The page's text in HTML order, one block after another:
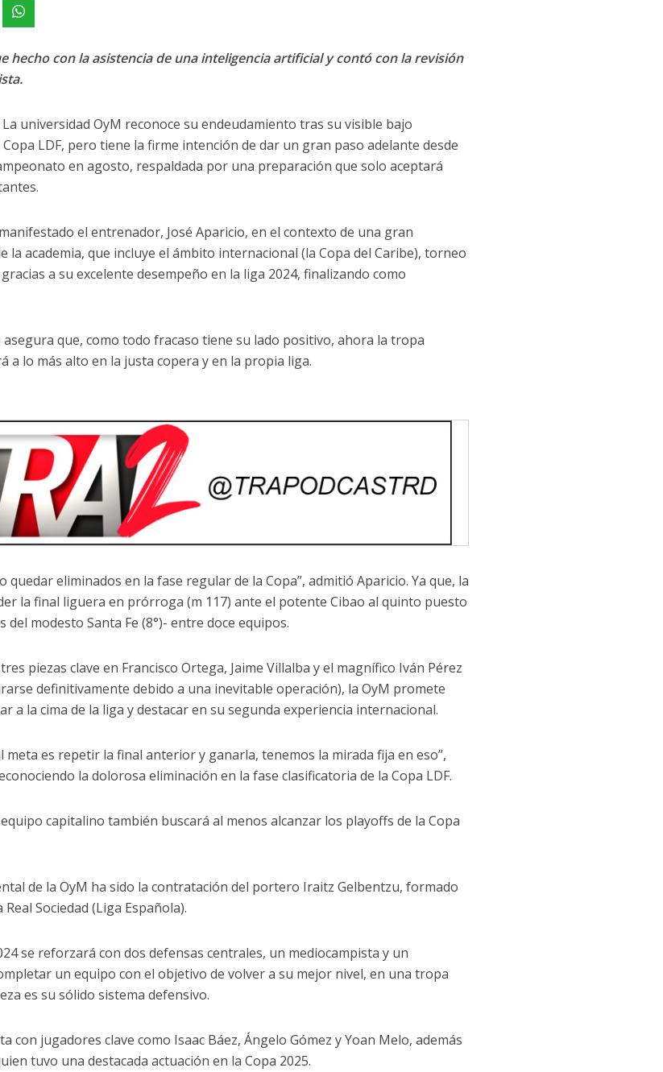
hecho con la asistencia de una inteligencia artificial y contó con la revisión
universidad OyM reconoce su endeudamiento tras su visible bajo
LDF, pero tiene la firme intención de dar un gran paso adelante desde
en agosto, respaldada por una preparación que solo aceptará
el entrenador, José Aparicio, en el contexto de una gran
la academia, que incluye el ámbito internacional (la Copa del Caribe), torneo
a su excelente desempeño en la liga 2024, finalizando como
asegura que, como todo fracaso tiene su lado positivo, ahora la tropa
a lo más alto en la justa copera y en la propia liga.
quedar eliminados en la fase regular de la Copa”, admitió Aparicio. Ya que, la
la final liguera en prórroga (m 117) ante el potente Cibao al quinto puesto
del modesto Santa Fe (8°)- entre doce equipos.
piezas clave en Francisco Ortega, Jaime Villalba y el magnífico Iván Pérez
definitivamente debido a una inevitable operación), la OyM promete
a la cima de la liga y destacar en su segunda experiencia internacional.
meta es repetir la final anterior y ganarla, tenemos la mirada fija en eso”,
la dolorosa eliminación en la fase clasificatoria de la Copa LDF.
capitalino también buscará al menos alcanzar los playoffs de la Copa
de la OyM ha sido la contratación del portero Iraitz Gelbentzu, formado
Sociedad (Liga Española).
se reforzará con dos defensas centrales, un mediocampista y un
un equipo con el objetivo de volver a su mejor nivel, en una tropa
es su sólido sistema defensivo.
con jugadores clave como Isaac Báez, Ángelo Gómez y Yoan Melo, además
tuvo una destacada actuación en la Copa 2025.